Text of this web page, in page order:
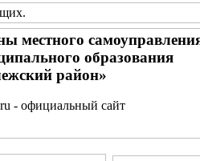
.
местного
образования
район»
- официальный сайт